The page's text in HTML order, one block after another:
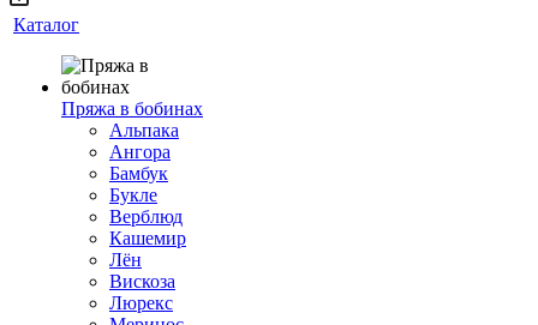
Каталог
Пряжа в бобинах
Альпака
Ангора
Бамбук
Букле
Верблюд
Кашемир
Лён
Вискоза
Люрекс